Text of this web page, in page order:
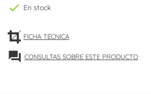
check En stock
FICHA TÉCNICA
forum CONSULTAS SOBRE ESTE PRODUCTO